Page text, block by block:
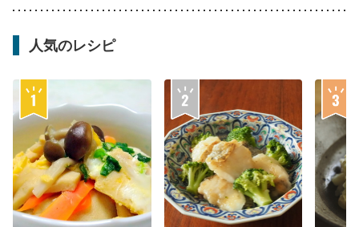
人気のレシピ